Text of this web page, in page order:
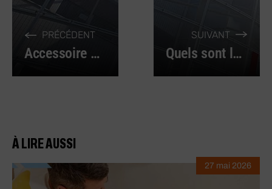
PRÉCÉDENT
Accessoire de menuiserie : tous les indispensables !
SUIVANT
Quels sont les différents types de protections auditives disponibles sur le marché et quand les utiliser ?
À LIRE AUSSI
27 mai 2026